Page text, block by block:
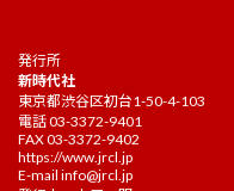
発行所
新時代社
東京都渋谷区初台1-50-4-103
電話 03-3372-9401
FAX 03-3372-9402
https://www.jrcl.jp
E-mail info@jrcl.jp